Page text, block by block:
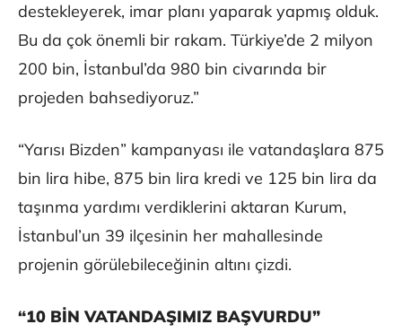
destekleyerek, imar planı yaparak yapmış olduk.
Bu da çok önemli bir rakam. Türkiye’de 2 milyon
200 bin, İstanbul’da 980 bin civarında bir
projeden bahsediyoruz.”
“Yarısı Bizden” kampanyası ile vatandaşlara 875
bin lira hibe, 875 bin lira kredi ve 125 bin lira da
taşınma yardımı verdiklerini aktaran Kurum,
İstanbul’un 39 ilçesinin her mahallesinde
projenin görülebileceğinin altını çizdi.
“10 BİN VATANDAŞIMIZ BAŞVURDU”